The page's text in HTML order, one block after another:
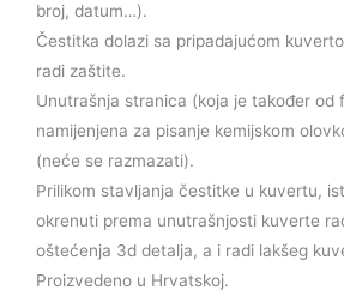
broj, datum…).
Čestitka dolazi sa pripadajućom
radi zaštite.
Unutrašnja stranica (koja je također od
namijenjena za pisanje kemijskom
(neće se razmazati).
Prilikom stavljanja čestitke u kuvertu,
okrenuti prema unutrašnjosti kuverte
oštećenja 3d detalja, a i radi lakšeg
Proizvedeno u Hrvatskoj.